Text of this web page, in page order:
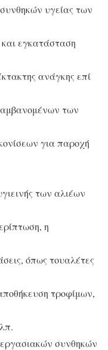
υγείας των
εγκατάσταση
ανάγκης επί
των
για παροχή
των αλιέων
η
όπως τουαλέτες
τροφίμων,
συνθηκών